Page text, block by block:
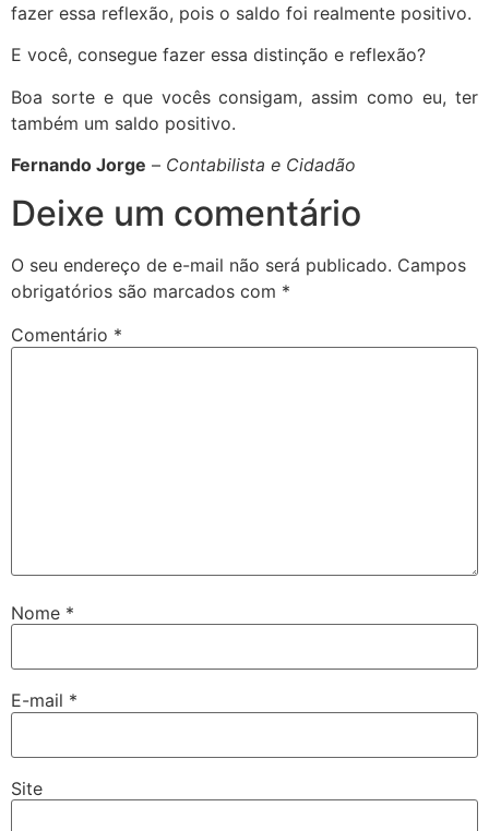
fazer essa reflexão, pois o saldo foi realmente positivo.
E você, consegue fazer essa distinção e reflexão?
Boa sorte e que vocês consigam, assim como eu, ter
também um saldo positivo.
Fernando Jorge – Contabilista e Cidadão
Deixe um comentário
O seu endereço de e-mail não será publicado. Campos
obrigatórios são marcados com *
Comentário *
Nome *
E-mail *
Site